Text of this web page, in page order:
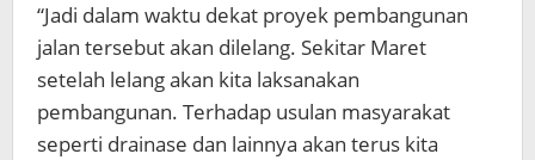
“Jadi dalam waktu dekat proyek pembangunan
jalan tersebut akan dilelang. Sekitar Maret
setelah lelang akan kita laksanakan
pembangunan. Terhadap usulan masyarakat
seperti drainase dan lainnya akan terus kita